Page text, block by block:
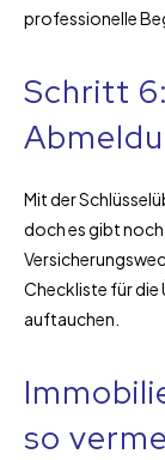
professionelle
Schritt
Mit der
doch es gibt noch
Checkliste für die
auftauchen.
so